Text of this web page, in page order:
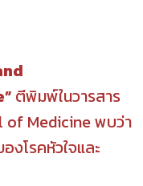
ตีพิมพ์ในวารสาร
of Medicine พบว่า
งโรคหัวใจและ